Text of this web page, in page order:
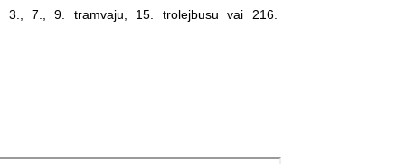
3., 7., 9. tramvaju, 15. trolejbusu vai 216.